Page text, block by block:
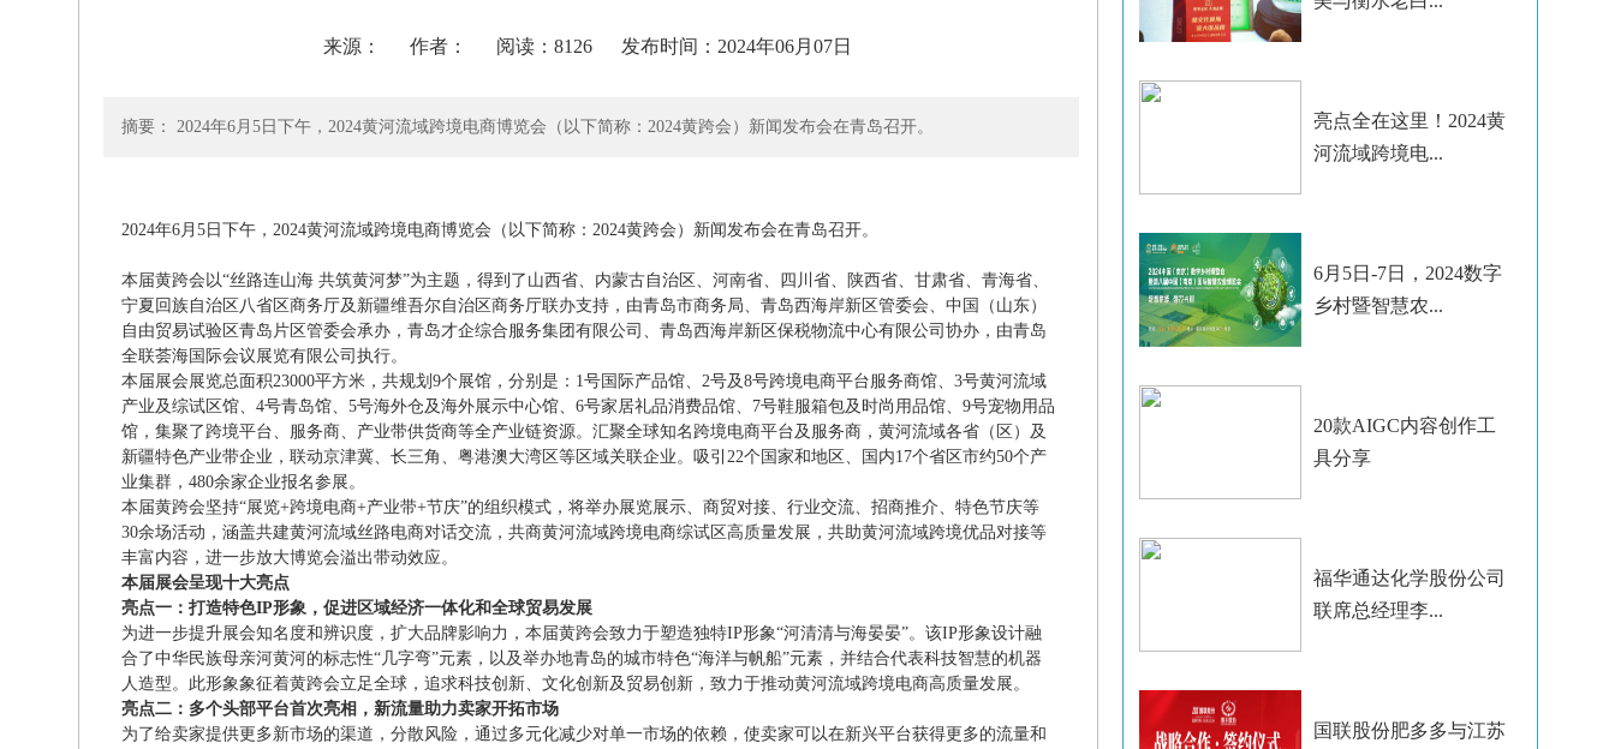
来源： 作者： 阅读：8126 发布时间：2024年06月07日
摘要： 2024年6月5日下午，2024黄河流域跨境电商博览会（以下简称：2024黄跨会）新闻发布会在青岛召开。
2024年6月5日下午，2024黄河流域跨境电商博览会（以下简称：2024黄跨会）新闻发布会在青岛召开。
本届黄跨会以“丝路连山海 共筑黄河梦”为主题，得到了山西省、内蒙古自治区、河南省、四川省、陕西省、甘肃省、青海省、
宁夏回族自治区八省区商务厅及新疆维吾尔自治区商务厅联办支持，由青岛市商务局、青岛西海岸新区管委会、中国（山东）
自由贸易试验区青岛片区管委会承办，青岛才企综合服务集团有限公司、青岛西海岸新区保税物流中心有限公司协办，由青岛
全联荟海国际会议展览有限公司执行。
本届展会展览总面积23000平方米，共规划9个展馆，分别是：1号国际产品馆、2号及8号跨境电商平台服务商馆、3号黄河流域
产业及综试区馆、4号青岛馆、5号海外仓及海外展示中心馆、6号家居礼品消费品馆、7号鞋服箱包及时尚用品馆、9号宠物用品
馆，集聚了跨境平台、服务商、产业带供货商等全产业链资源。汇聚全球知名跨境电商平台及服务商，黄河流域各省（区）及
新疆特色产业带企业，联动京津冀、长三角、粤港澳大湾区等区域关联企业。吸引22个国家和地区、国内17个省区市约50个产
业集群，480余家企业报名参展。
本届黄跨会坚持“展览+跨境电商+产业带+节庆”的组织模式，将举办展览展示、商贸对接、行业交流、招商推介、特色节庆等
30余场活动，涵盖共建黄河流域丝路电商对话交流，共商黄河流域跨境电商综试区高质量发展，共助黄河流域跨境优品对接等
丰富内容，进一步放大博览会溢出带动效应。
本届展会呈现十大亮点
亮点一：打造特色IP形象，促进区域经济一体化和全球贸易发展
为进一步提升展会知名度和辨识度，扩大品牌影响力，本届黄跨会致力于塑造独特IP形象“河清清与海晏晏”。该IP形象设计融
合了中华民族母亲河黄河的标志性“几字弯”元素，以及举办地青岛的城市特色“海洋与帆船”元素，并结合代表科技智慧的机器
人造型。此形象象征着黄跨会立足全球，追求科技创新、文化创新及贸易创新，致力于推动黄河流域跨境电商高质量发展。
亮点二：多个头部平台首次亮相，新流量助力卖家开拓市场
为了给卖家提供更多新市场的渠道，分散风险，通过多元化减少对单一市场的依赖，使卖家可以在新兴平台获得更多的流量和
亮点全在这里！2024黄
河流域跨境电...
6月5日-7日，2024数字
乡村暨智慧农...
20款AIGC内容创作工
具分享
福华通达化学股份公司
联席总经理李...
国联股份肥多多与江苏